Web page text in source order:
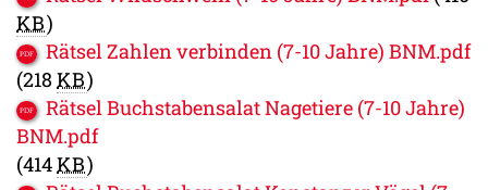
KB)
Rätsel Zahlen verbinden (7-10 Jahre) BNM.pdf
(218 KB)
Rätsel Buchstabensalat Nagetiere (7-10 Jahre)
BNM.pdf
(414KB)